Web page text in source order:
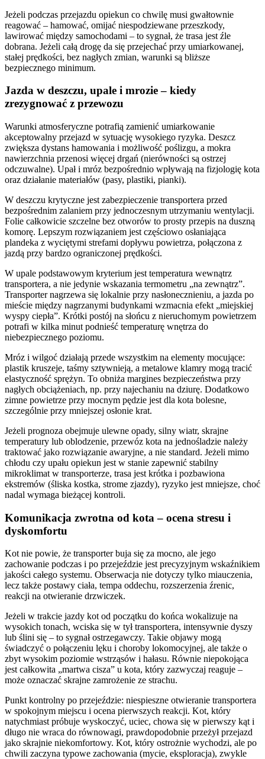
Jeżeli podczas przejazdu opiekun co chwilę musi gwałtownie
reagować – hamować, omijać niespodziewane przeszkody,
lawirować między samochodami – to sygnał, że trasa jest źle
dobrana. Jeżeli całą drogę da się przejechać przy umiarkowanej,
stałej prędkości, bez nagłych zmian, warunki są bliższe
bezpiecznego minimum.
Jazda w deszczu, upale i mrozie – kiedy
zrezygnować z przewozu
Warunki atmosferyczne potrafią zamienić umiarkowanie
akceptowalny przejazd w sytuację wysokiego ryzyka. Deszcz
zwiększa dystans hamowania i możliwość poślizgu, a mokra
nawierzchnia przenosi więcej drgań (nierówności są ostrzej
odczuwalne). Upał i mróz bezpośrednio wpływają na fizjologię kota
oraz działanie materiałów (pasy, plastiki, pianki).
W deszczu krytyczne jest zabezpieczenie transportera przed
bezpośrednim zalaniem przy jednoczesnym utrzymaniu wentylacji.
Folie całkowicie szczelne bez otworów to prosty przepis na duszną
komorę. Lepszym rozwiązaniem jest częściowo osłaniająca
plandeka z wyciętymi strefami dopływu powietrza, połączona z
jazdą przy bardzo ograniczonej prędkości.
W upale podstawowym kryterium jest temperatura wewnątrz
transportera, a nie jedynie wskazania termometru „na zewnątrz”.
Transporter nagrzewa się lokalnie przy nasłonecznieniu, a jazda po
mieście między nagrzanymi budynkami wzmacnia efekt „miejskiej
wyspy ciepła”. Krótki postój na słońcu z nieruchomym powietrzem
potrafi w kilka minut podnieść temperaturę wnętrza do
niebezpiecznego poziomu.
Mróz i wilgoć działają przede wszystkim na elementy mocujące:
plastik kruszeje, taśmy sztywnieją, a metalowe klamry mogą tracić
elastyczność sprężyn. To obniża margines bezpieczeństwa przy
nagłych obciążeniach, np. przy najechaniu na dziurę. Dodatkowo
zimne powietrze przy mocnym pędzie jest dla kota bolesne,
szczególnie przy mniejszej osłonie krat.
Jeżeli prognoza obejmuje ulewne opady, silny wiatr, skrajne
temperatury lub oblodzenie, przewóz kota na jednośladzie należy
traktować jako rozwiązanie awaryjne, a nie standard. Jeżeli mimo
chłodu czy upału opiekun jest w stanie zapewnić stabilny
mikroklimat w transporterze, trasa jest krótka i pozbawiona
ekstremów (śliska kostka, strome zjazdy), ryzyko jest mniejsze, choć
nadal wymaga bieżącej kontroli.
Komunikacja zwrotna od kota – ocena stresu i
dyskomfortu
Kot nie powie, że transporter buja się za mocno, ale jego
zachowanie podczas i po przejeździe jest precyzyjnym wskaźnikiem
jakości całego systemu. Obserwacja nie dotyczy tylko miauczenia,
lecz także postawy ciała, tempa oddechu, rozszerzenia źrenic,
reakcji na otwieranie drzwiczek.
Jeżeli w trakcie jazdy kot od początku do końca wokalizuje na
wysokich tonach, wciska się w tył transportera, intensywnie dyszy
lub ślini się – to sygnał ostrzegawczy. Takie objawy mogą
świadczyć o połączeniu lęku i choroby lokomocyjnej, ale także o
zbyt wysokim poziomie wstrząsów i hałasu. Równie niepokojąca
jest całkowita „martwa cisza” u kota, który zazwyczaj reaguje –
może oznaczać skrajne zamrożenie ze strachu.
Punkt kontrolny po przejeździe: niespieszne otwieranie transportera
w spokojnym miejscu i ocena pierwszych reakcji. Kot, który
natychmiast próbuje wyskoczyć, uciec, chowa się w pierwszy kąt i
długo nie wraca do równowagi, prawdopodobnie przeżył przejazd
jako skrajnie niekomfortowy. Kot, który ostrożnie wychodzi, ale po
chwili zaczyna typowe zachowania (mycie, eksploracja), zwykle